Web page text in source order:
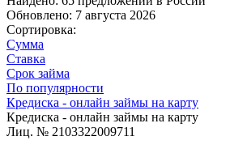
Обновлено: 7 августа 2026
Сортировка:
Сумма
Ставка
Срок займа
По популярности
Кредиска - онлайн займы на карту
Кредиска - онлайн займы на карту
Лиц. № 2103322009711